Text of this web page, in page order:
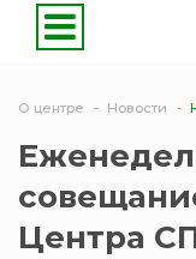
О центре Новости
Центра